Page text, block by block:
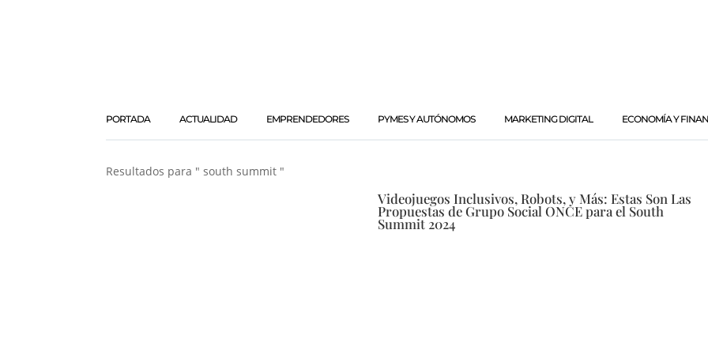
PORTADA ACTUALIDAD EMPRENDEDORES PYMES Y AUTÓNOMOS MARKETING DIGITAL ECONOMÍA Y
Resultados para " south summit "
Videojuegos Inclusivos, Robots, y Más: Estas Son Las
Propuestas de Grupo Social ONCE para el South
Summit 2024